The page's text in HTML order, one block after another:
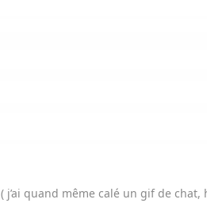
( j’ai quand même calé un gif de chat,